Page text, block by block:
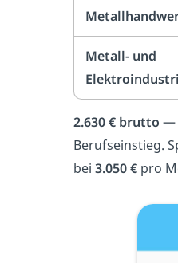
Metall- und
2.630 € brutto —
Berufseinstieg.
bei 3.050 € pro